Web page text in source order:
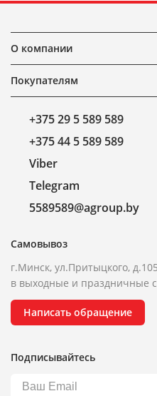
О компании
Покупателям
+375 29 5 589 589
+375 44 5 589 589
Viber
Telegram
5589589@agroup.by
Самовывоз
г.Минск, ул.Притыцкого,
в выходные и праздничные
Написать обращение
Подписывайтесь